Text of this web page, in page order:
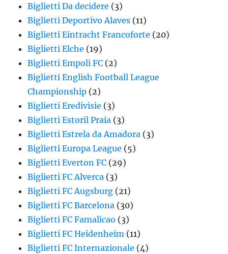
Biglietti Da decidere (3)
Biglietti Deportivo Alaves (11)
Biglietti Eintracht Francoforte (20)
Biglietti Elche (19)
Biglietti Empoli FC (2)
Biglietti English Football League
Championship (2)
Biglietti Eredivisie (3)
Biglietti Estoril Praia (3)
Biglietti Estrela da Amadora (3)
Biglietti Europa League (5)
Biglietti Everton FC (29)
Biglietti FC Alverca (3)
Biglietti FC Augsburg (21)
Biglietti FC Barcelona (30)
Biglietti FC Famalicao (3)
Biglietti FC Heidenheim (11)
Biglietti FC Internazionale (4)